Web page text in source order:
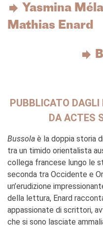
ARTI VISIVE
Nouveau
Fuori Sala
La Francia
Residenza
LIBRI
"DÉBAT
Studiare in
Campus
Yasmina
Mathias Enard
PUBBLICATO
DA ACTES
Bussola è la doppia storia
tra un timido orientalista
collega francese lungo le
seconda tra Occidente e
un’erudizione
della lettura, Enard
appassionate di scrittori,
che si sono lasciate